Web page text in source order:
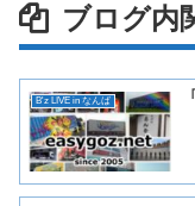
ブログ内
B'z LIVE in なんば